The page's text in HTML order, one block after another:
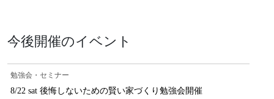
今後開催のイベント
勉強会・セミナー
8/22 sat 後悔しないための賢い家づくり勉強会開催